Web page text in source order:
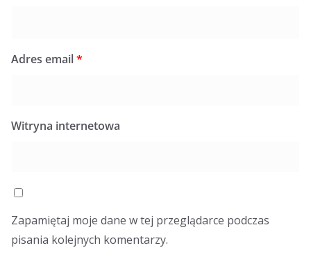
Adres email*
Witryna internetowa
Zapamiętaj moje dane w tej przeglądarce podczas
pisania kolejnych komentarzy.